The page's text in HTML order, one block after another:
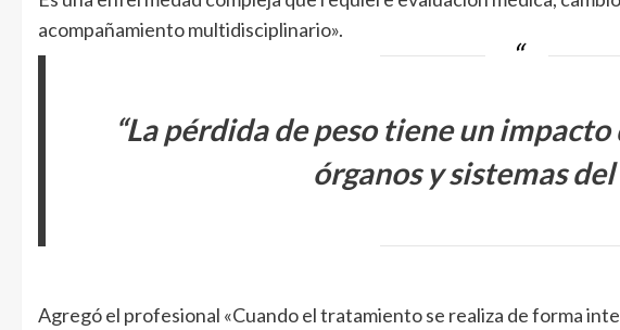
acompañamiento multidisciplinario».
“La pérdida de peso tiene un
órganos y sistemas
Agregó el profesional «Cuando el tratamiento se realiza de forma